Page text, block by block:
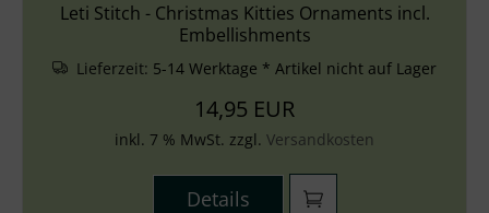
Leti Stitch - Christmas Kitties Ornaments incl.
Embellishments
Lieferzeit: 5-14 Werktage * Artikel nicht auf Lager
14,95 EUR
inkl. 7 % MwSt. zzgl. Versandkosten
Details